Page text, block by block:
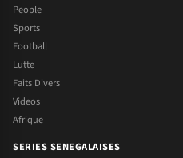
People
Sports
Football
Lutte
Faits Divers
Videos
Afrique
SERIES SENEGALAISES